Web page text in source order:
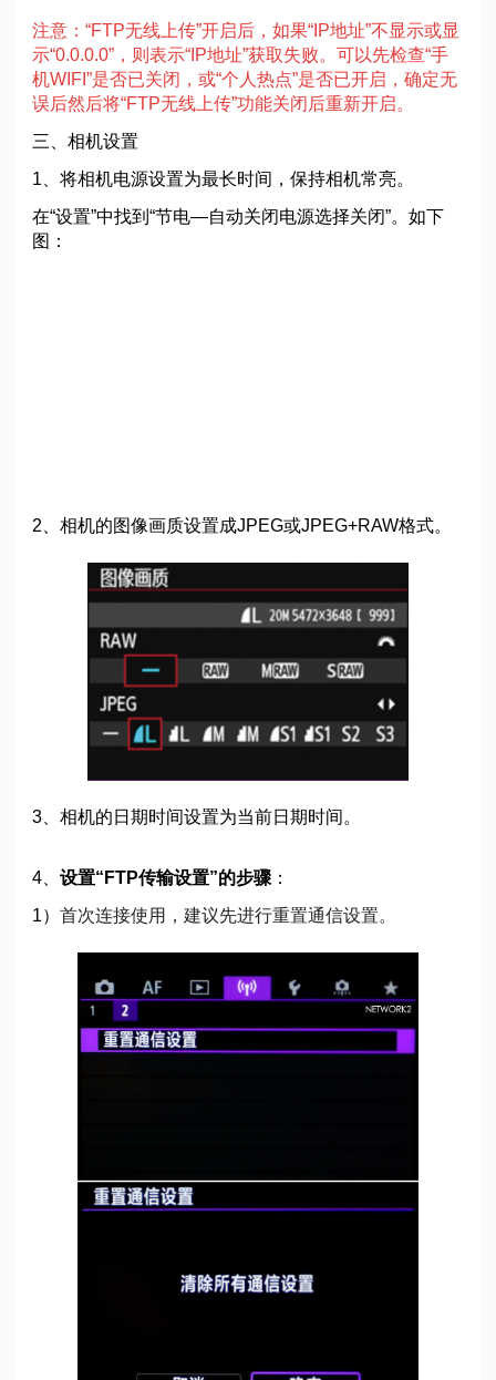
注意：“FTP无线上传”开启后，如果“IP地址”不显示或显
示“0.0.0.0”，则表示“IP地址”获取失败。可以先检查“手
机WIFI”是否已关闭，或“个人热点”是否已开启，确定无
误后然后将“FTP无线上传”功能关闭后重新开启。
三、相机设置
1、将相机电源设置为最长时间，保持相机常亮。
在“设置”中找到“节电—自动关闭电源选择关闭”。如下
图：
2、相机的图像画质设置成JPEG或JPEG+RAW格式。
3、相机的日期时间设置为当前日期时间。
4、 设置“FTP传输设置”的步骤：
1） 首次连接使用，建议先进行重置通信设置。